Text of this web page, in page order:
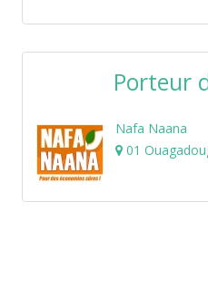
Porteur
Nafa Naana
01